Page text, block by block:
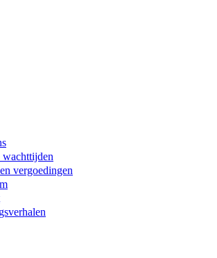
wachttijden
vergoedingen